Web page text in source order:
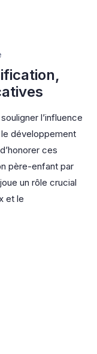
l’influence
développement
ces
père-enfant par
un rôle crucial
et le